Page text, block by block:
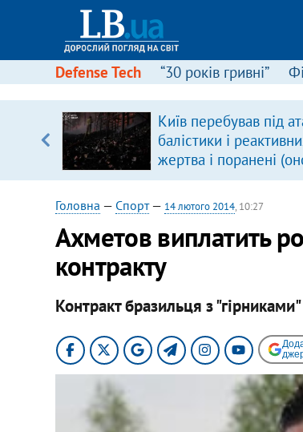
Defense Tech “30 років гривні”
Київ перебував під
балістики і
жертва і поранені
Головна — Спорт— 14 лютого 2014, 10:27
Ахметов виплатить
контракту
Контракт бразильця з